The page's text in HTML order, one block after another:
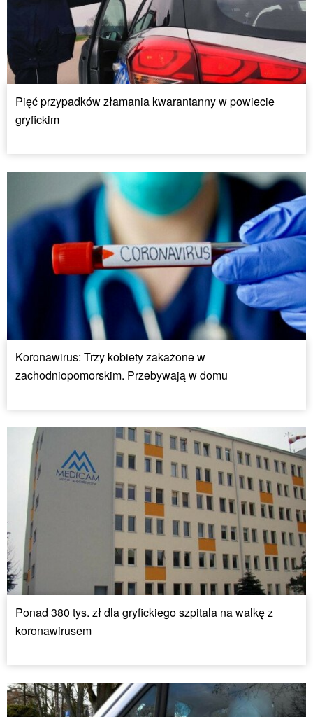
Pięć przypadków złamania kwarantanny w powiecie
gryfickim
Koronawirus: Trzy kobiety zakażone w
zachodniopomorskim. Przebywają w domu
Ponad 380 tys. zł dla gryfickiego szpitala na walkę z
koronawirusem